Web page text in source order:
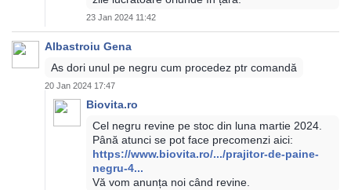
23 Jan 2024 11:42
Albastroiu Gena
As dori unul pe negru cum procedez ptr comandă
20 Jan 2024 17:47
Biovita.ro
Cel negru revine pe stoc din luna martie 2024.
Până atunci se pot face precomenzi aici:
https://www.biovita.ro/.../prajitor-de-paine-
negru-4...
Vă vom anunța noi când revine.